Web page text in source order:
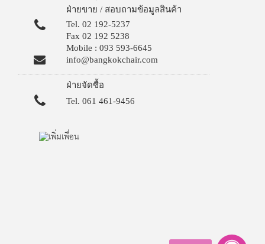
ฝ่ายขาย / สอบถามข้อมูลสินค้า
Tel. 02 192-5237
Fax 02 192 5238
Mobile : 093 593-6645
info@bangkokchair.com
ฝ่ายจัดซื้อ
Tel. 061 461-9456